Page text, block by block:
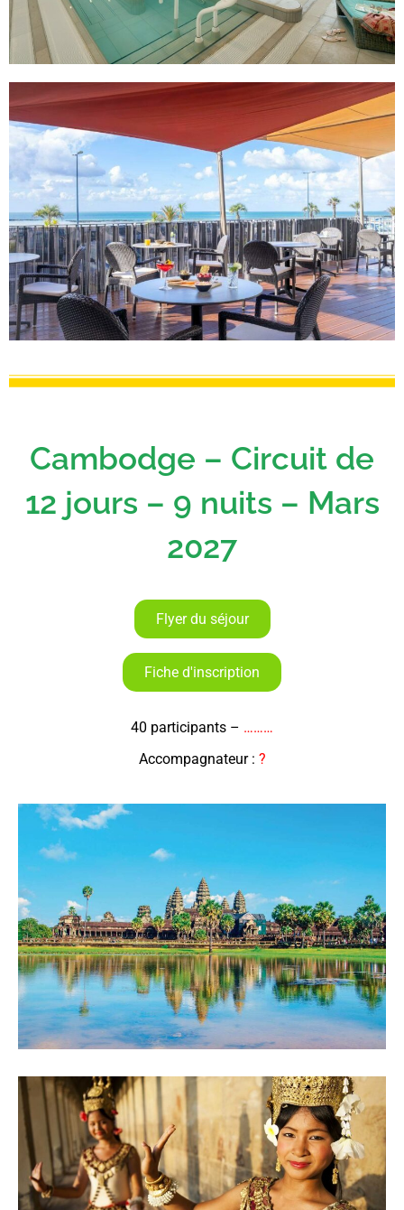
Cambodge – Circuit de
12 jours – 9 nuits – Mars
2027
Flyer du séjour
Fiche d'inscription
40 participants – ………
Accompagnateur : ?